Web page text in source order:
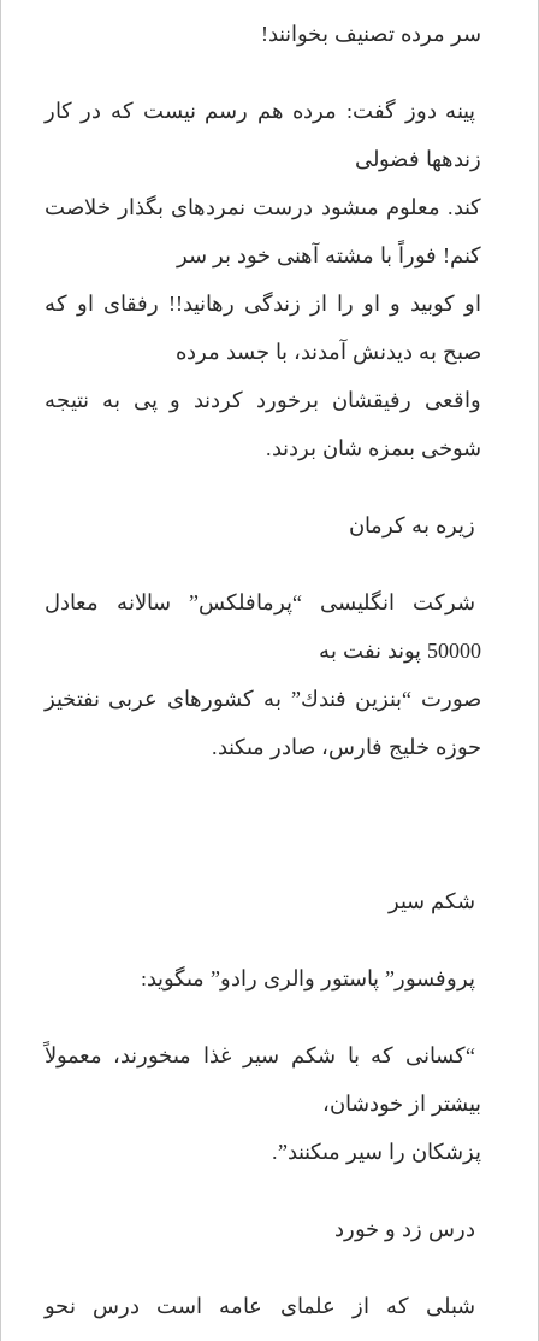
سر مرده تصنيف بخوانند!
پينه دوز گفت: مرده هم رسم نيست كه در كار
زنده‏ها فضولى
كند. معلوم مى‏شود درست نمرده‏اى بگذار خلاصت
كنم! فوراً با مشته آهنى خود بر سر
او كوبيد و او را از زندگى رهانيد!! رفقاى او كه
صبح به ديدنش آمدند، با جسد مرده
واقعى رفيقشان برخورد كردند و پى به نتيجه
شوخى بى‏مزه شان بردند.
زيره به كرمان
شركت انگليسى “پرمافلكس” سالانه معادل
50000 پوند نفت به
صورت “بنزين فندك” به كشورهاى عربى نفت‏خيز
حوزه خليج فارس، صادر مى‏كند.
شكم سير
پروفسور” پاستور والرى رادو” مى‏گويد:
“كسانى كه با شكم سير غذا مى‏خورند، معمولاً
بيشتر از خودشان،
پزشكان را سير مى‏كنند”.
درس زد و خورد
شبلى كه از علماى عامه است درس نحو